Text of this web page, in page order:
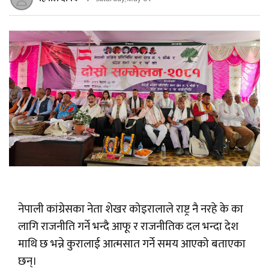
नेपाली कांग्रेसका नेता शेखर कोइरालाले राष्ट्र नै नरहे के का
लागि राजनीति गर्ने भन्दै आफू र राजनीतिक दल भन्दा देश
माथि छ भन्ने कुरालाई आत्मसात गर्ने समय आएको बताएका
छन्।